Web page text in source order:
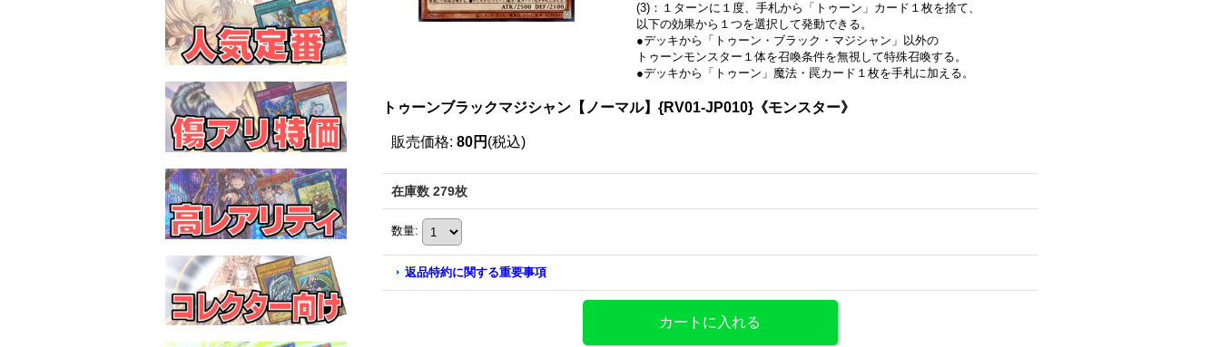
(3)：１ターンに１度、手札から「トゥーン」カード１枚を捨て、
以下の効果から１つを選択して発動できる。
●デッキから「トゥーン・ブラック・マジシャン」以外の
トゥーンモンスター１体を召喚条件を無視して特殊召喚する。
●デッキから「トゥーン」魔法・罠カード１枚を手札に加える。
トゥーンブラックマジシャン【ノーマル】{RV01-JP010}《モンスター》
販売価格: 80円 (税込)
在庫数 279枚
数量:
返品特約に関する重要事項